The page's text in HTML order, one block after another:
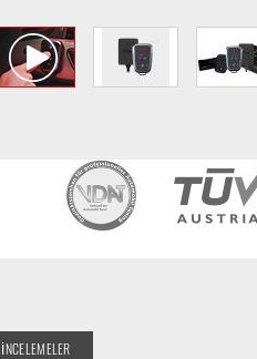
INCELEMELER